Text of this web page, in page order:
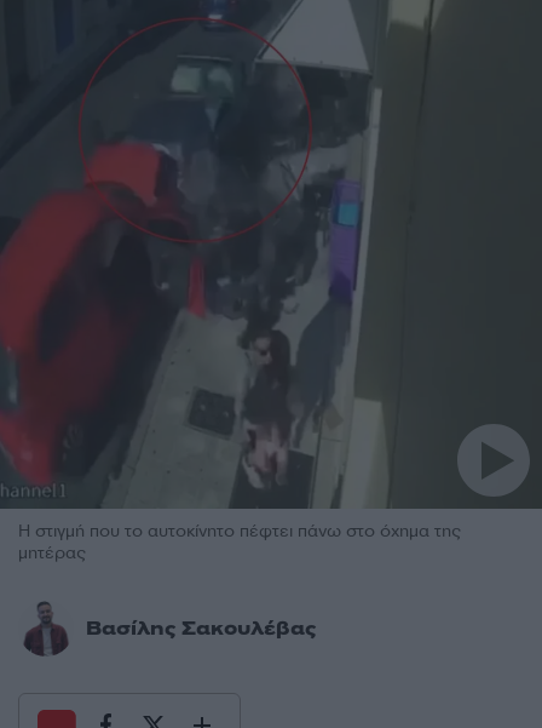
Η στιγμή που το αυτοκίνητο πέφτει πάνω στο όχημα της
μητέρας
Βασίλης Σακουλέβας